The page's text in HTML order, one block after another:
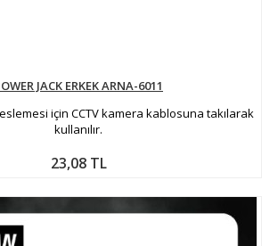
JACK ERKEK ARNA-6011
için CCTV kamera kablosuna takılarak
kullanılır.
23,08 TL